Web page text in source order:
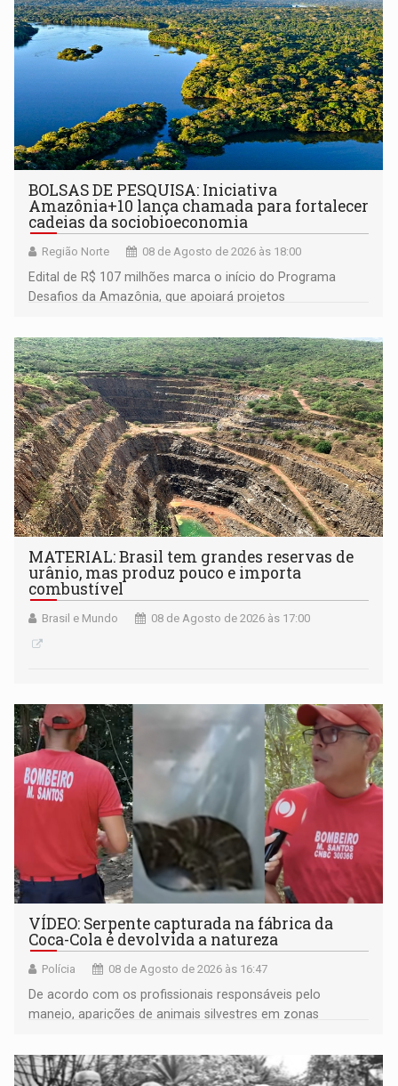
BOLSAS DE PESQUISA: Iniciativa
Amazônia+10 lança chamada para fortalecer
cadeias da sociobioeconomia
Região Norte 08 de Agosto de 2026 às 18:00
Edital de R$ 107 milhões marca o início do Programa
Desafios da Amazônia, que apoiará projetos
submissão de pré-propostas poderá ser feita até 1º de
setembro
MATERIAL: Brasil tem grandes reservas de
urânio, mas produz pouco e importa
combustível
Brasil e Mundo 08 de Agosto de 2026 às 17:00
VÍDEO: Serpente capturada na fábrica da
Coca-Cola é devolvida a natureza
Polícia 08 de Agosto de 2026 às 16:47
De acordo com os profissionais responsáveis pelo
manejo, aparições de animais silvestres em zonas